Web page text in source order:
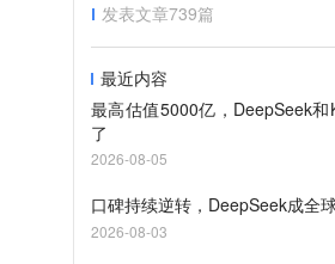
发表文章739篇
最近内容
最高估值5000亿，DeepSeek和
了
2026-08-05
口碑持续逆转，DeepSeek成全
2026-08-03